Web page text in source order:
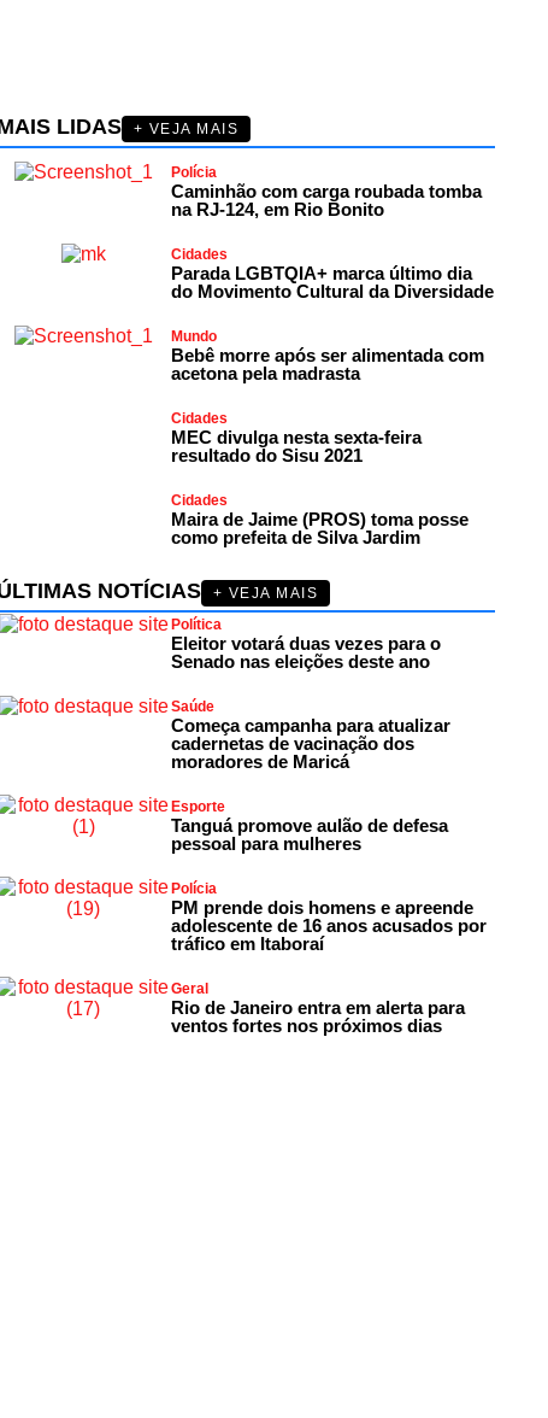
LIDAS + VEJA MAIS
Polícia
Caminhão com carga roubada tomba
na RJ-124, em Rio Bonito
Cidades
Parada LGBTQIA+ marca último dia
do Movimento Cultural da Diversidade
Mundo
Bebê morre após ser alimentada com
acetona pela madrasta
Cidades
MEC divulga nesta sexta-feira
resultado do Sisu 2021
Cidades
Maira de Jaime (PROS) toma posse
como prefeita de Silva Jardim
NOTÍCIAS
+ VEJA MAIS
Política
Eleitor votará duas vezes para o
Senado nas eleições deste ano
Saúde
Começa campanha para atualizar
cadernetas de vacinação dos
moradores de Maricá
Esporte
Tanguá promove aulão de defesa
pessoal para mulheres
Polícia
PM prende dois homens e apreende
adolescente de 16 anos acusados por
tráfico em Itaboraí
Geral
Rio de Janeiro entra em alerta para
ventos fortes nos próximos dias